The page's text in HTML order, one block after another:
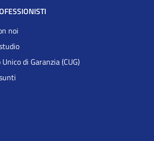
noi
di Garanzia (CUG)